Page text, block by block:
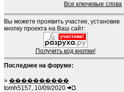
Все ключевые слова
Вы можете проявить участие, установив
кнопку проекта на Ваш сайт:
Получить код кнопки!
Последнее на форуме:
» ����������
tomh5157, 10/09/2020